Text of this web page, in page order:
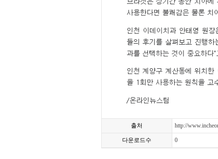
출처 http://
다운로드수 0